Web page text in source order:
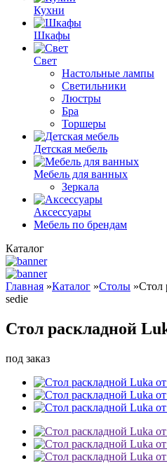
Кухни
Шкафы
Свет
Настольные лампы
Светильники
Люстры
Бра
Торшеры
Детская мебель
Мебель для ванных
Зеркала
Аксессуары
Мебель по брендам
Каталог
Главная »Каталог »Столы »Стол
sedie
Стол раскладной
под заказ